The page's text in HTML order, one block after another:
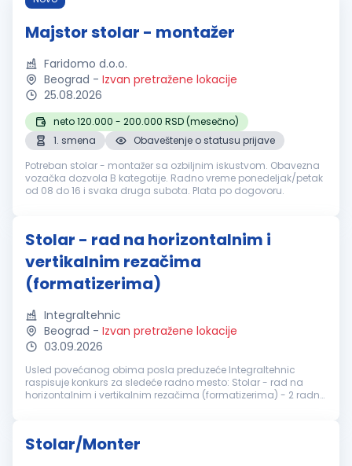
Majstor stolar - montažer
Faridomo d.o.o.
Beograd - Izvan pretražene lokacije
25.08.2026
neto 120.000 - 200.000 RSD (mesečno)
1. smena
Obaveštenje o statusu prijave
Potreban stolar - montažer sa ozbiljnim iskustvom. Obavezna
vozačka dozvola B kategotije. Radno vreme ponedeljak/petak
od 08 do 16 i svaka druga subota. Plata po dogovoru.
Stolar - rad na horizontalnim i
vertikalnim rezačima
(formatizerima)
Integraltehnic
Beograd - Izvan pretražene lokacije
03.09.2026
Usled povećanog obima posla preduzeće Integraltehnic
raspisuje konkurs za sledeće radno mesto: Stolar - rad na
horizontalnim i vertikalnim rezačima (formatizerima) - 2 radna
Stolar/Monter